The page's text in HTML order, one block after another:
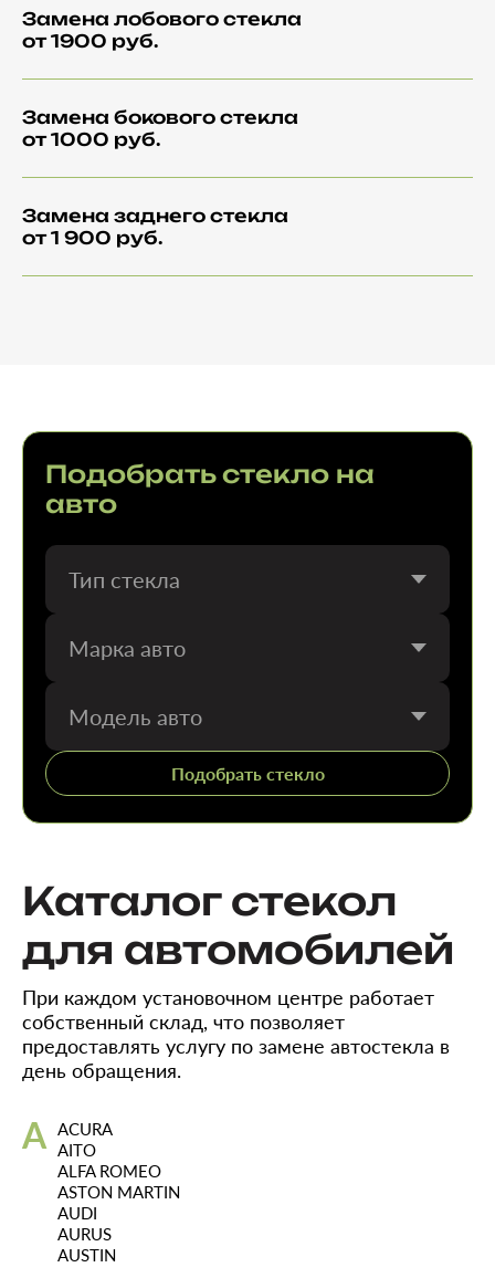
Замена лобового стекла
от 1900 руб.
Замена бокового стекла
от 1000 руб.
Замена заднего стекла
от 1 900 руб.
Подобрать стекло на
авто
Тип стекла
Марка авто
Модель авто
Подобрать стекло
Каталог стекол
для автомобилей
При каждом установочном центре работает
собственный склад, что позволяет
предоставлять услугу по замене автостекла в
день обращения.
A ACURA
AITO
ALFA ROMEO
ASTON MARTIN
AUDI
AURUS
AUSTIN